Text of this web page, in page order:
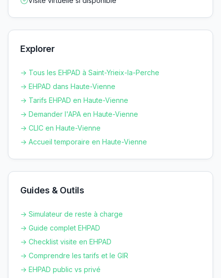
Explorer
→ Tous les EHPAD à Saint-Yrieix-la-Perche
→ EHPAD dans Haute-Vienne
→ Tarifs EHPAD en Haute-Vienne
→ Demander l'APA en Haute-Vienne
→ CLIC en Haute-Vienne
→ Accueil temporaire en Haute-Vienne
Guides & Outils
→ Simulateur de reste à charge
→ Guide complet EHPAD
→ Checklist visite en EHPAD
→ Comprendre les tarifs et le GIR
→ EHPAD public vs privé